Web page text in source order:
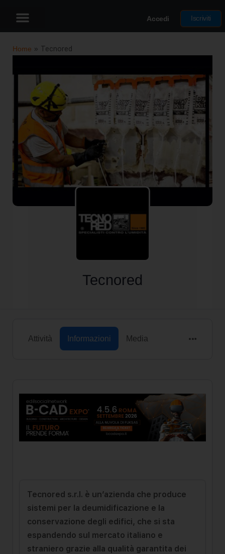
Accedi Iscriviti
Home » Tecnored
Tecnored
Attività Informazioni Media
Tecnored s.r.l. è un’azienda che produce
sistemi per la deumidificazione e la
conservazione degli edifici, che si sta
espandendo sul mercato italiano e
straniero grazie alla qualità garantita dei